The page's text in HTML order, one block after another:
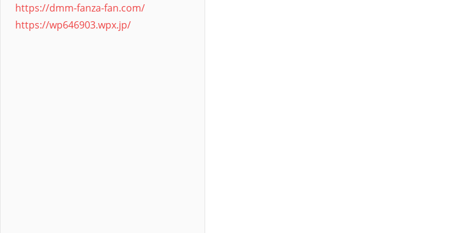
https://dmm-fanza-fan.com/
https://wp646903.wpx.jp/